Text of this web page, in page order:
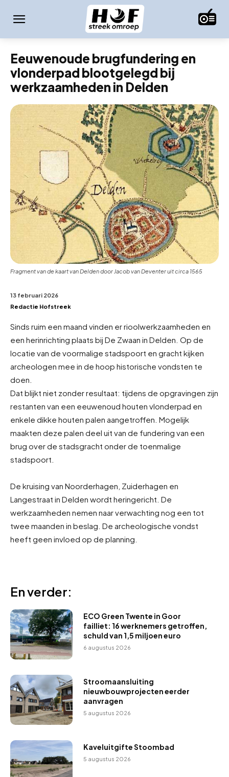
Eeuwenoude brugfundering en
vlonderpad blootgelegd bij
werkzaamheden in Delden
Fragment van de kaart van Delden door Jacob van Deventer uit circa 1565
13 februari 2026
Redactie Hofstreek
Sinds ruim een maand vinden er rioolwerkzaamheden en
een herinrichting plaats bij De Zwaan in Delden. Op de
locatie van de voormalige stadspoort en gracht kijken
archeologen mee in de hoop historische vondsten te
doen.
Dat blijkt niet zonder resultaat: tijdens de opgravingen zijn
restanten van een eeuwenoud houten vlonderpad en
enkele dikke houten palen aangetroffen. Mogelijk
maakten deze palen deel uit van de fundering van een
brug over de stadsgracht onder de toenmalige
stadspoort.
De kruising van Noorderhagen, Zuiderhagen en
Langestraat in Delden wordt heringericht. De
werkzaamheden nemen naar verwachting nog een tot
twee maanden in beslag. De archeologische vondst
heeft geen invloed op de planning.
En verder:
ECO Green Twente in Goor
failliet: 16 werknemers getroffen,
schuld van 1,5 miljoen euro
6 augustus 2026
Stroomaansluiting
nieuwbouwprojecten eerder
aanvragen
5 augustus 2026
Kaveluitgifte Stoombad
5 augustus 2026